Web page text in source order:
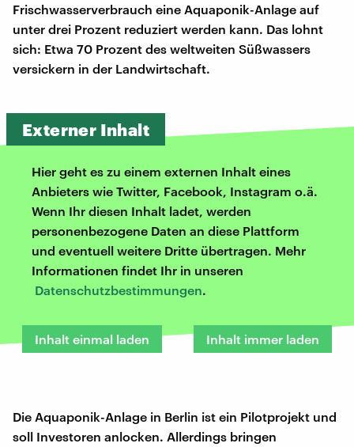
Frischwasserverbrauch eine Aquaponik-Anlage auf
unter drei Prozent reduziert werden kann. Das lohnt
sich: Etwa 70 Prozent des weltweiten Süßwassers
versickern in der Landwirtschaft.
Externer Inhalt
Hier geht es zu einem externen Inhalt eines
Anbieters wie Twitter, Facebook, Instagram o.ä.
Wenn Ihr diesen Inhalt ladet, werden
personenbezogene Daten an diese Plattform
und eventuell weitere Dritte übertragen. Mehr
Informationen findet Ihr in unseren
Datenschutzbestimmungen.
Inhalt einmal laden Inhalt immer laden
Die Aquaponik-Anlage in Berlin ist ein Pilotprojekt und
soll Investoren anlocken. Allerdings bringen